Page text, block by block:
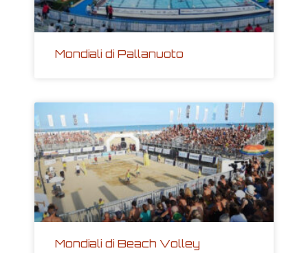
Mondiali di Pallanuoto
Mondiali di Beach Volley